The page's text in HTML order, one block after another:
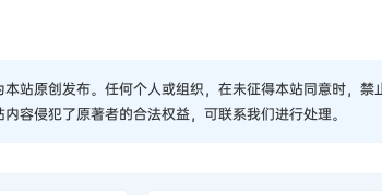
站原创发布。任何个人或组织，在未征得本站同意时，
容侵犯了原著者的合法权益，可联系我们进行处理。